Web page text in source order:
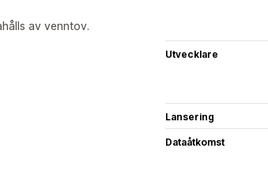
av venntov.
Utvecklare
Lansering
Dataåtkomst